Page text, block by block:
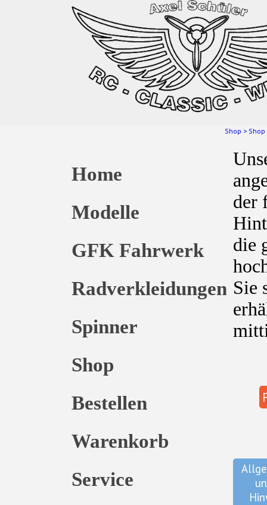
Home
Modelle
GFK Fahrwerk
Radverkleidungen
Spinner
Shop
Bestellen
Warenkorb
Service
Shop > Shop
der
die
Sie